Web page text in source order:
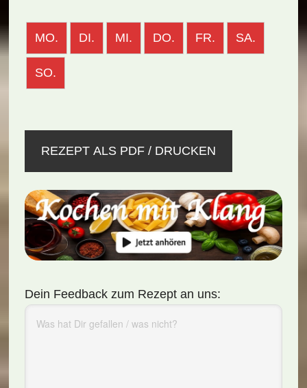
MO. DI. MI. DO. FR. SA.
SO.
REZEPT ALS PDF / DRUCKEN
Dein Feedback zum Rezept an uns: